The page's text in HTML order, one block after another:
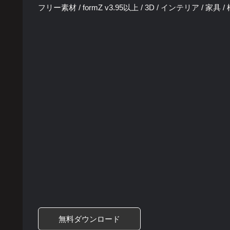
フリー素材 / formZ v3.95以上 / 3D / インテリア / 家具 /
無料ダウンロード